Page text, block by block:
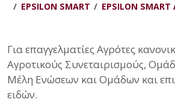
EPSILON SMART
EPSILON SMART
Για επαγγελματίες Αγρότες
Αγροτικούς Συνεταιρισμούς,
Μέλη Ενώσεων και Ομάδων και
ειδών.